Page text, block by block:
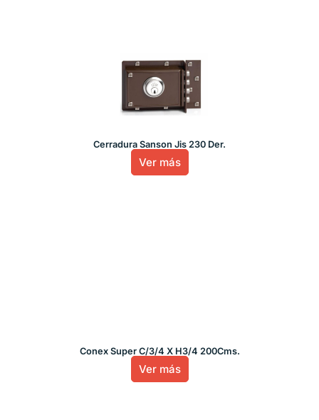
Cerradura Sanson Jis 230 Der.
Ver más
Conex Super C/3/4 X H3/4 200Cms.
Ver más